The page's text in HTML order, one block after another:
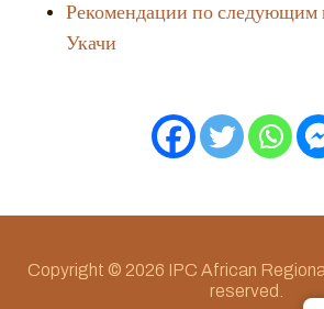
Рекомендации по следующим
Укачи
Copyright © 2026 IPC African
reserved.